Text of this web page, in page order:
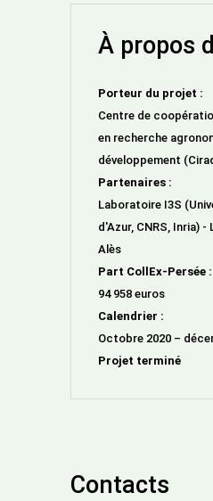
À propos
Porteur du projet :
Centre de
en recherche
développement
Partenaires :
Laboratoire I3S
d'Azur, CNRS, Inria) -
Alès
Part CollEx-Persée :
94 958 euros
Calendrier :
Octobre 2020 –
Projet terminé
Contacts